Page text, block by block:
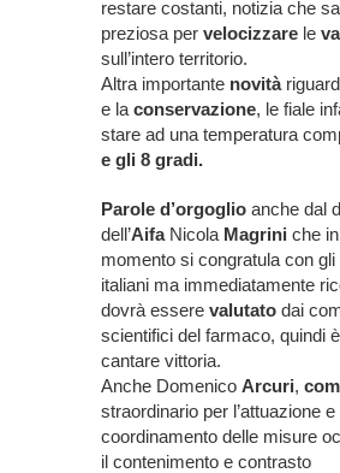
restare costanti, notizia che
preziosa per velocizzare le
sull’intero territorio.
Altra importante novità
e la conservazione, le fiale
stare ad una temperatura
e gli 8 gradi.
Parole d’orgoglio anche dal
dell’AifaNicola Magrini che
momento si congratula con
italiani ma immediatamente
dovrà essere valutato dai
scientifici del farmaco, quindi
cantare vittoria.
Anche Domenico Arcuri,
straordinario per l’attuazione e
coordinamento delle misure
il contenimento e contrasto